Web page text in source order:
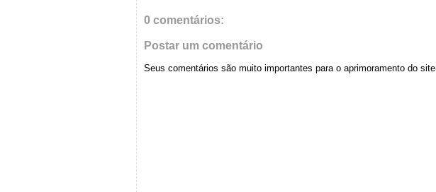
0 comentários:
Postar um comentário
Seus comentários são muito importantes para o aprimoramento do site